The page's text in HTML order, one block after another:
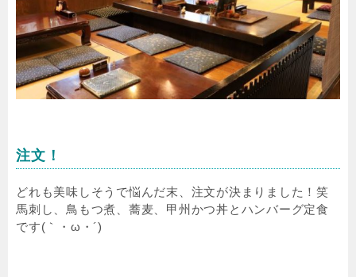
注文！
どれも美味しそうで悩んだ末、注文が決まりました！笑
馬刺し、鳥もつ煮、蕎麦、甲州かつ丼とハンバーグ定食
です(｀・ω・´)